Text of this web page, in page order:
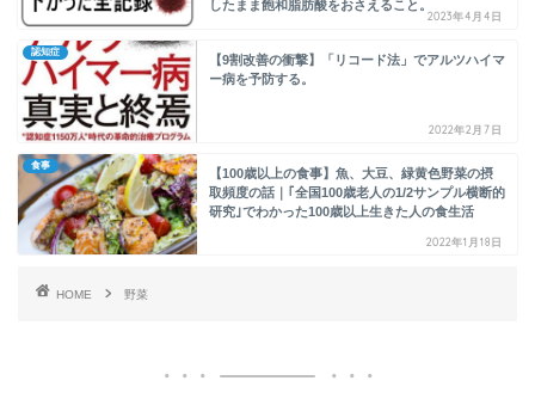
したまま飽和脂肪酸をおさえること。
2023年4月4日
認知症
【9割改善の衝撃】「リコード法」でアルツハイマ
ー病を予防する。
2022年2月7日
食事
【100歳以上の食事】魚、大豆、緑黄色野菜の摂
取頻度の話｜｢全国100歳老人の1/2サンプル横断的
研究｣でわかった100歳以上生きた人の食生活
2022年1月18日
HOME 野菜